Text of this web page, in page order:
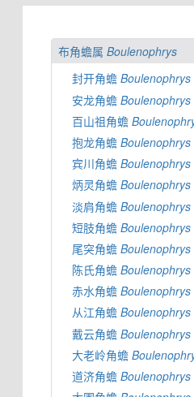
布角蟾属Boulenophrys
封开角蟾Boulenophrys
安龙角蟾Boulenophrys
百山祖角蟾
抱龙角蟾Boulenophrys
宾川角蟾Boulenophrys
炳灵角蟾Boulenophrys
淡肩角蟾Boulenophrys
短肢角蟾Boulenophrys
尾突角蟾Boulenophrys
陈氏角蟾Boulenophrys
赤水角蟾Boulenophrys
从江角蟾Boulenophrys
戴云角蟾Boulenophrys
大老岭角蟾
道济角蟾Boulenophrys